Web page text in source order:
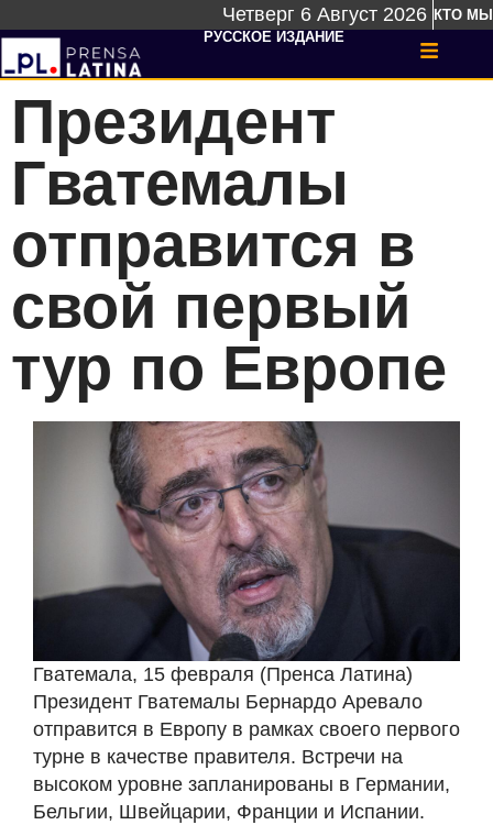
Четверг 6 Август 2026 КТО МЫ
РУССКОЕ ИЗДАНИЕ
Президент
Гватемалы
отправится в
свой первый
тур по Европе
Гватемала, 15 февраля (Пренса Латина)
Президент Гватемалы Бернардо Аревало
отправится в Европу в рамках своего первого
турне в качестве правителя. Встречи на
высоком уровне запланированы в Германии,
Бельгии, Швейцарии, Франции и Испании.